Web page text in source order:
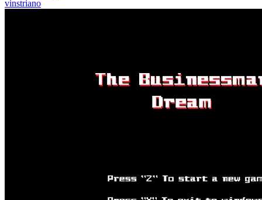
vinstriano